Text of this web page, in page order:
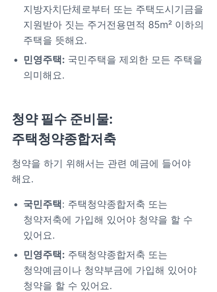
지방자치단체로부터 또는 주택도시기금을
지원받아 짓는 주거전용면적 85m² 이하의
주택을 뜻해요.
민영주택: 국민주택을 제외한 모든 주택을
의미해요.
청약 필수 준비물:
주택청약종합저축
청약을 하기 위해서는 관련 예금에 들어야
해요.
국민주택: 주택청약종합저축 또는
청약저축에 가입해 있어야 청약을 할 수
있어요.
민영주택: 주택청약종합저축 또는
청약예금이나 청약부금에 가입해 있어야
청약을 할 수 있어요.